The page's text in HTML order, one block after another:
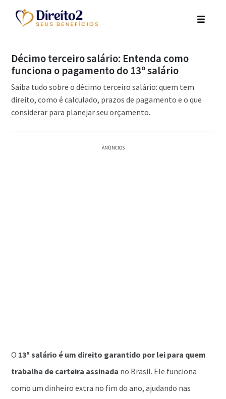
Décimo terceiro salário: Entenda como
funciona o pagamento do 13º salário
Saiba tudo sobre o décimo terceiro salário: quem tem
direito, como é calculado, prazos de pagamento e o que
considerar para planejar seu orçamento.
ANÚNCIOS
O 13º salário é um direito garantido por lei para quem
trabalha de carteira assinada no Brasil. Ele funciona
como um dinheiro extra no fim do ano, ajudando nas